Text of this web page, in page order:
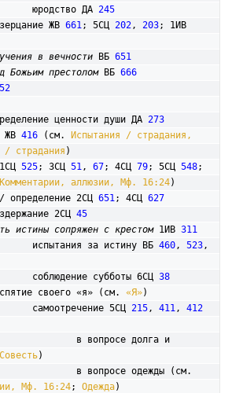
			юродство ДА
245
ЖВ
661; 5СЦ 202, 203
в вечности ВБ 651
Божьим престолом ВБ 666
ценности души ДА
273
ЖВ 416 (см.
Испытания / страдания,
/ страдания )
525; 3СЦ 51, 67; 4СЦ 79; 5СЦ 548;
Комментарии, аллюзии, Мф. 16:24)
определение 2СЦ
651; 4СЦ 627
2СЦ
45
истины сопряжен с крестом 1ИВ 311
			испытания за истину ВБ
460, 523
			соблюдение субботы 6СЦ
38
своего «я» (см.
«Я»)
			самоотречение 5СЦ
215, 411, 412
Совесть)
Мф. 16:24; Одежда)